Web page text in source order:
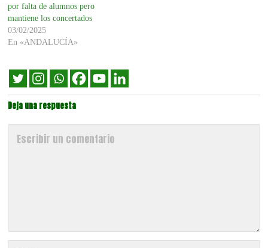
por falta de alumnos pero
mantiene los concertados
03/02/2025
En «ANDALUCÍA»
Deja una respuesta